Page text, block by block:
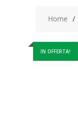
Home
IN OFFERTA!